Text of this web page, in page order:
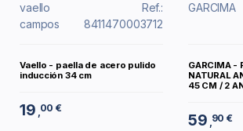
vaello
campos
Ref.:
8411470003712
Vaello - paella de acero pulido
inducción 34 cm
19 ,00 €
GARCIMA
GARCIMA -
NATURAL
45 CM / 2
59 ,90 €